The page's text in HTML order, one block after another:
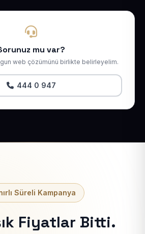
mu var?
web çözümünü birlikte belirleyelim.
444 0 947
Süreli Kampanya
Fiyatlar Bitti.